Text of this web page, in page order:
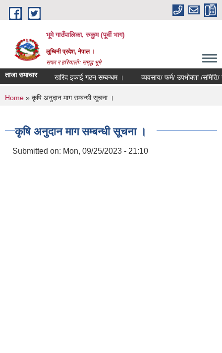
Skip to main content
भूमे गाउँपालिका, रुकुम (पूर्वी भाग)
लुम्बिनी प्रदेश, नेपाल ।
सफा र हरियालीः समृद्ध भूमे
ताजा समाचारखरिद इकाई गठन सम्बन्धम । व्यवसाय/ फर्म/ उपभोक्ता /समिति/ समुह/
You are here
Home » कृषि अनुदान माग सम्बन्धी सूचना ।
कृषि अनुदान माग सम्बन्धी सूचना ।
Submitted on: Mon, 09/25/2023 - 21:10